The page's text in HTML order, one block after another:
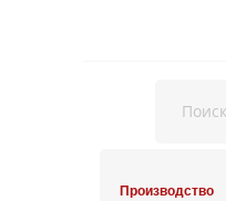
Производство